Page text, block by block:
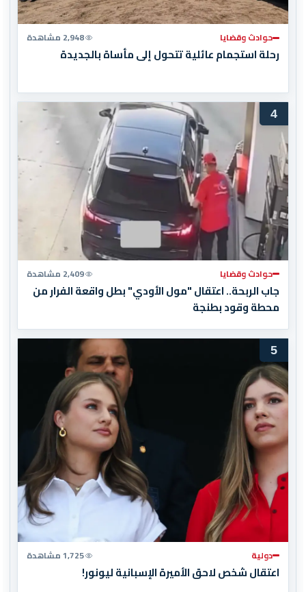
حوادث وقضايا 2,948 مشاهدة
رحلة استجمام عائلية تتحول إلى مأساة بالجديدة
4
حوادث وقضايا 2,409 مشاهدة
جاب الربحة.. اعتقال "مول الأودي" بطل واقعة الفرار من
محطة وقود بطنجة
5
دولية 1,725 مشاهدة
اعتقال شخص لاحق الأميرة الإسبانية ليونور!